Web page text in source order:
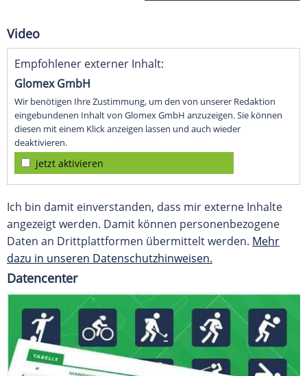
Video
Empfohlener externer Inhalt:
Glomex GmbH
Wir benötigen Ihre Zustimmung, um den von unserer Redaktion
eingebundenen Inhalt von Glomex GmbH anzuzeigen. Sie können
diesen mit einem Klick anzeigen lassen und auch wieder
deaktivieren.
jetzt aktivieren
Ich bin damit einverstanden, dass mir externe Inhalte
angezeigt werden. Damit können personenbezogene
Daten an Drittplattformen übermittelt werden. Mehr
dazu in unseren Datenschutzhinweisen.
Datencenter